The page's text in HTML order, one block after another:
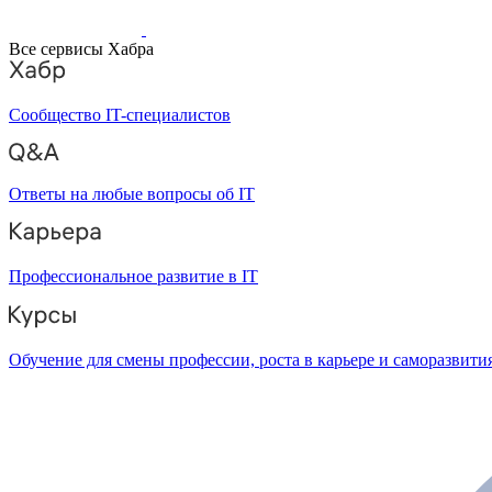
Все сервисы Хабра
Сообщество IT-специалистов
Ответы на любые вопросы об IT
Профессиональное развитие в IT
Обучение для смены профессии, роста в карьере и